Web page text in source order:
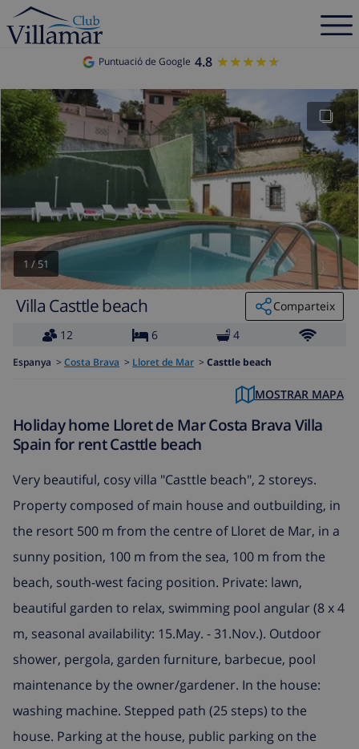
Puntuació de Google 4.8 ★★★★★
★★★★★
1 /51
Villa Casttle beach
Comparteix
12
6 4
Espanya > Costa Brava > Lloret de Mar > Casttle beach
MOSTRAR MAPA
Holiday home Lloret de Mar Costa Brava Villa
Spain for rent Casttle beach
Very beautiful, cosy villa "Casttle beach", 2 storeys.
Property composed of main house and outbuilding, in
the resort 500 m from the centre of Lloret de Mar, in a
sunny position, 100 m from the sea, 100 m from the
beach, south-west facing position. Private: lawn,
beautiful garden to relax, swimming pool angular (8 x 4
m, seasonal availability: 15.May. - 31.Nov.). Outdoor
shower, pergola, garden furniture, barbecue, pool
maintenance by the owner/gardener. In the house:
washing machine. Stepped path (25 steps) to the
house. Parking at the house, public parking on the